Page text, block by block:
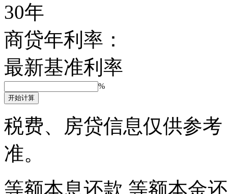
30年
商贷年利率：
最新基准利率
%
开始计算
税费、房贷信息仅供参
准。
等额本息还款 等额本金